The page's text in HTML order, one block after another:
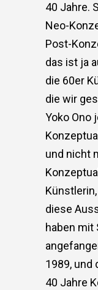
40 Jahre.
Neo-
Post-
das ist ja
die 60er
die wir
Yoko Ono
und nicht
diese
haben mit
1989, und
40 Jahre